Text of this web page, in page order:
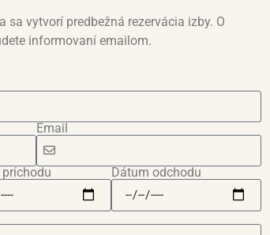
vytvorí predbežná rezervácia izby. O
informovaní emailom.
Email
Dátum odchodu